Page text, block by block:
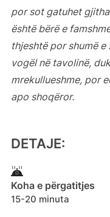
por sot gatuhet
është bërë e
thjeshtë por shumë
vogël në tavolinë,
mrekullueshme, por
apo shoqëror.
DETAJE:
Koha e përgatitjes
15-20 minuta